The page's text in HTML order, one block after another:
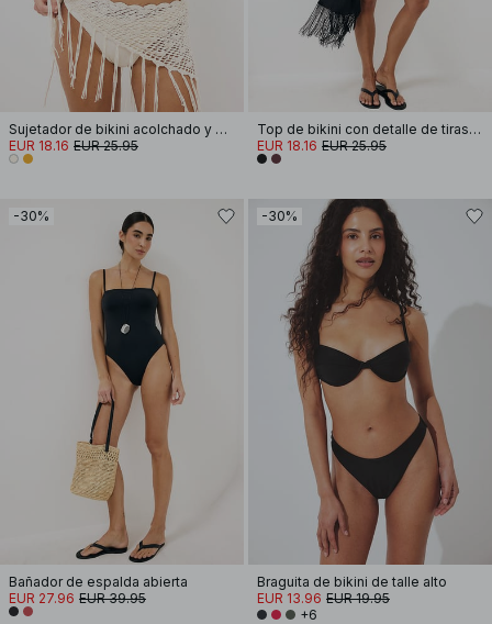
Sujetador de bikini acolchado y estructurado
EUR 18.16 EUR 25.95
Top de bikini con detalle de tiras anchas
EUR 18.16 EUR 25.95
-30%
Bañador de espalda abierta
EUR 27.96 EUR 39.95
-30%
Braguita de bikini de talle alto
EUR 13.96 EUR 19.95
+6